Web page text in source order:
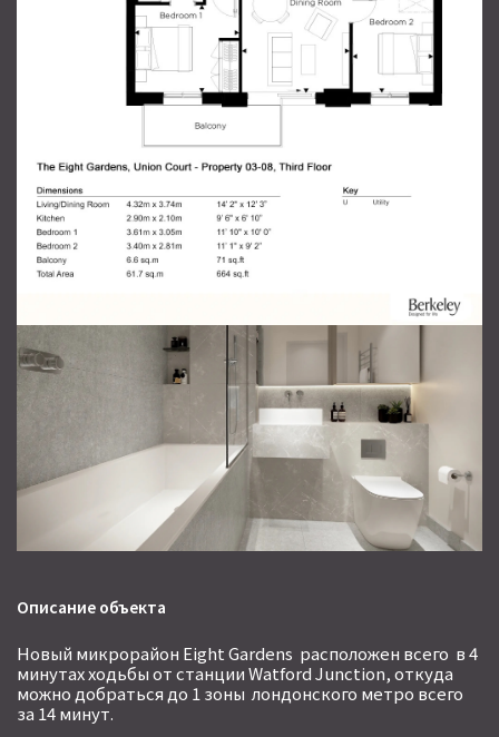
Описание объекта
Новый микрорайон Eight Gardens расположен всего в 4
минутах ходьбы от станции Watford Junction, откуда
можно добраться до 1 зоны лондонского метро всего
за 14 минут.
Отправить сообщение
Ваше Имя
Ваш email*